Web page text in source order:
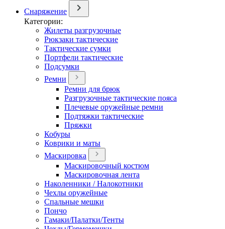
Снаряжение
Категории:
Жилеты разгрузочные
Рюкзаки тактические
Тактические сумки
Портфели тактические
Подсумки
Ремни
Ремни для брюк
Разгрузочные тактические пояса
Плечевые оружейные ремни
Подтяжки тактические
Пряжки
Кобуры
Коврики и маты
Маскировка
Маскировочный костюм
Маскировочная лента
Наколенники / Налокотники
Чехлы оружейные
Спальные мешки
Пончо
Гамаки/Палатки/Тенты